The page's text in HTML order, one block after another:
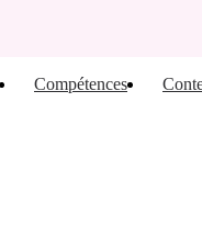
Compétences